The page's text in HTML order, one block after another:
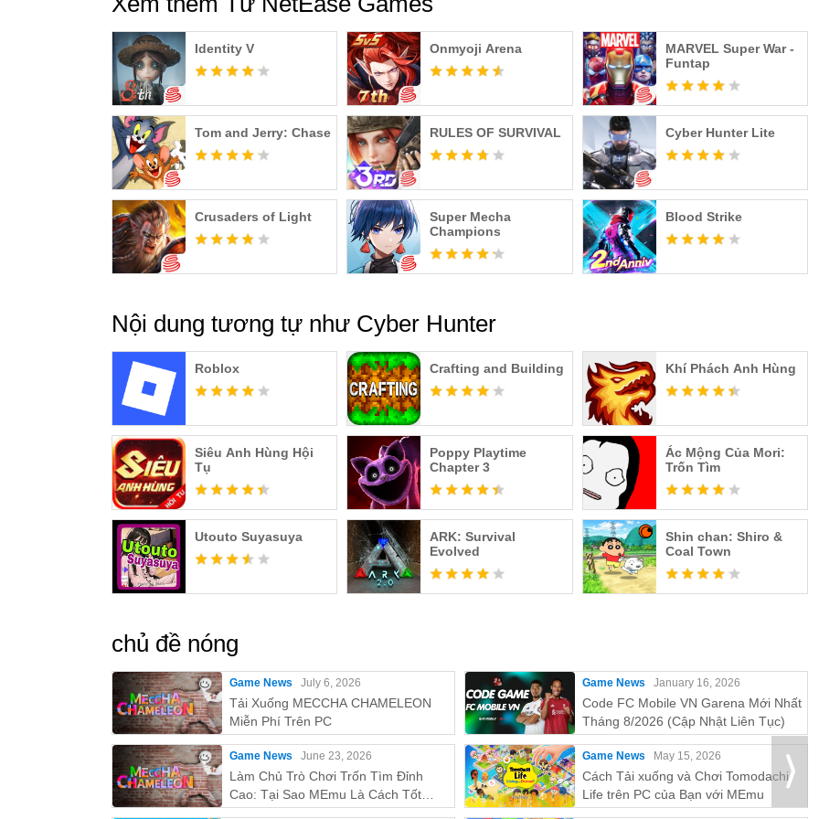
Identity V Onmyoji Arena
MARVEL Super War -
Funtap
Tom and Jerry: Chase RULES OF SURVIVAL Cyber Hunter Lite
Crusaders of Light
Super Mecha
Champions
Blood Strike
Nội dung tương tự như Cyber Hunter
Roblox Crafting and Building Khí Phách Anh Hùng
Siêu Anh Hùng Hội
Tụ
Poppy Playtime
Chapter 3
Ác Mộng Của Mori:
Trốn Tìm
Utouto Suyasuya
ARK: Survival
Evolved
Shin chan: Shiro &
Coal Town
chủ đề nóng
Game News July 6, 2026
Tải Xuống MECCHA CHAMELEON
Miễn Phí Trên PC
Game News June 23, 2026
Làm Chủ Trò Chơi Trốn Tìm Đỉnh
Cao: Tại Sao MEmu Là Cách Tốt
Nhất Để Chơi MECCHA
Game News January 16, 2026
Code FC Mobile VN Garena Mới Nhất
Tháng 8/2026 (Cập Nhật Liên Tục)
Game News May 15, 2026
Cách Tải xuống và Chơi Tomodachi
Life trên PC của Bạn với MEmu